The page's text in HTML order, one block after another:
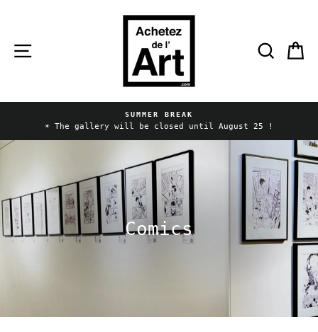
Pause
SUMMER BREAK
☀️ The gallery will be closed until August 25 !
Comics